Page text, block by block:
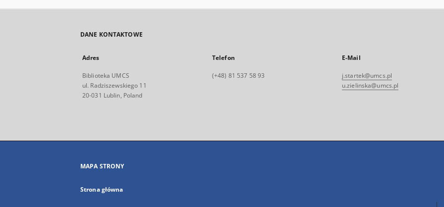
DANE KONTAKTOWE
Adres
Biblioteka UMCS
ul. Radziszewskiego 11
20-031 Lublin, Poland
Telefon
(+48) 81 537 58 93
E-Mail
j.startek@umcs.pl
u.zielinska@umcs.pl
MAPA STRONY
Strona główna